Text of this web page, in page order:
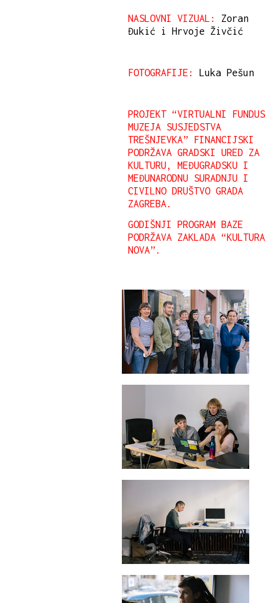
NASLOVNI VIZUAL:
Zoran
Đukić i Hrvoje Živčić
FOTOGRAFIJE: Luka Pešun
PROJEKT “VIRTUALNI FUNDUS
MUZEJA SUSJEDSTVA
TREŠNJEVKA” FINANCIJSKI
PODRŽAVA GRADSKI URED ZA
KULTURU, MEĐUGRADSKU I
MEĐUNARODNU SURADNJU I
CIVILNO DRUŠTVO GRADA
ZAGREBA.
GODIŠNJI PROGRAM BAZE
PODRŽAVA ZAKLADA “KULTURA
NOVA”.